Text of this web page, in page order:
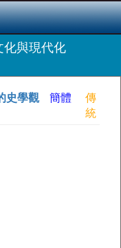
化與現代化
史學觀
簡體
傳
統